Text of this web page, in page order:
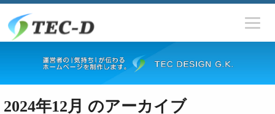
2024年12月 のアーカイブ